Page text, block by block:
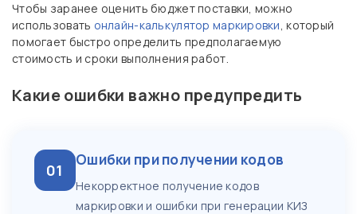
Чтобы заранее оценить бюджет поставки, можно
использовать онлайн-калькулятор маркировки, который
помогает быстро определить предполагаемую
стоимость и сроки выполнения работ.
Какие ошибки важно предупредить
01 Ошибки при получении кодов
Некорректное получение кодов
маркировки и ошибки при генерации КИЗ